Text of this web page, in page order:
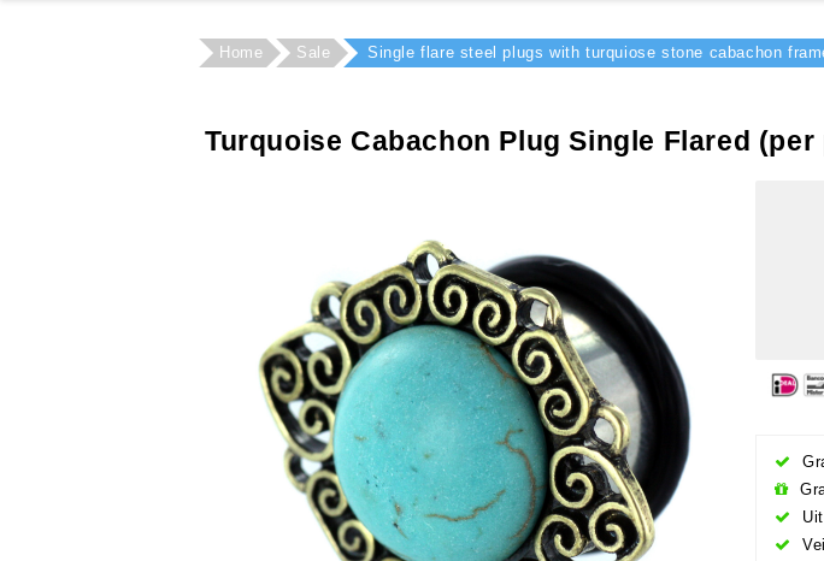
Home Sale Single flare steel plugs with turquiose stone cabachon
Turquoise Cabachon Plug Single Flared (per